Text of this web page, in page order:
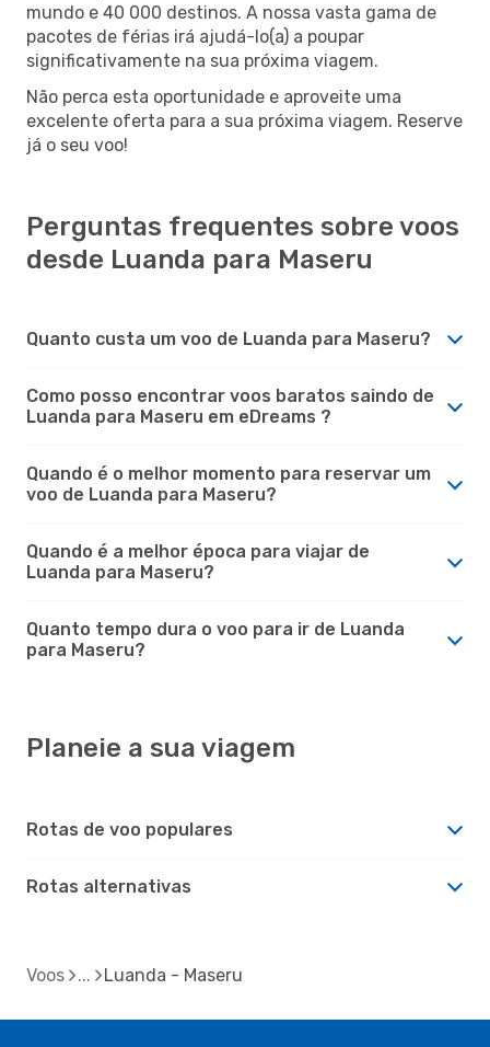
mundo e 40 000 destinos. A nossa vasta gama de
pacotes de férias irá ajudá-lo(a) a poupar
significativamente na sua próxima viagem.
Não perca esta oportunidade e aproveite uma
excelente oferta para a sua próxima viagem. Reserve
já o seu voo!
Perguntas frequentes sobre voos
desde Luanda para Maseru
Quanto custa um voo de Luanda para Maseru?
Como posso encontrar voos baratos saindo de
Luanda para Maseru em eDreams ?
Quando é o melhor momento para reservar um
voo de Luanda para Maseru?
Quando é a melhor época para viajar de
Luanda para Maseru?
Quanto tempo dura o voo para ir de Luanda
para Maseru?
Planeie a sua viagem
Rotas de voo populares
Rotas alternativas
Voos Luanda - Maseru